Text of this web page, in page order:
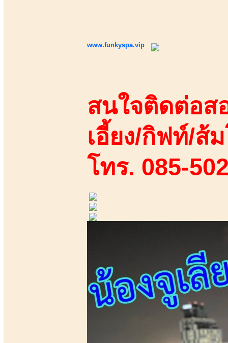
www.funkyspa.vip
สนใจติดต่อส
เอี้ยง/กิฟท์/ส้
โทร. 085-